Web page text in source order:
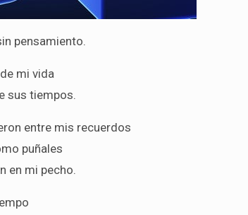
pensamiento.
mi vida
sus tiempos.
entre mis recuerdos
puñales
en mi pecho.